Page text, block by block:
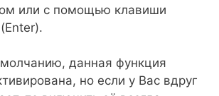
или с помощью клавиши
данная функция
но если у Вас вдруг